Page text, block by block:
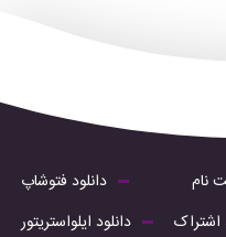
نام
دانلود فتوشاپ
دانلود ایلواستریتور